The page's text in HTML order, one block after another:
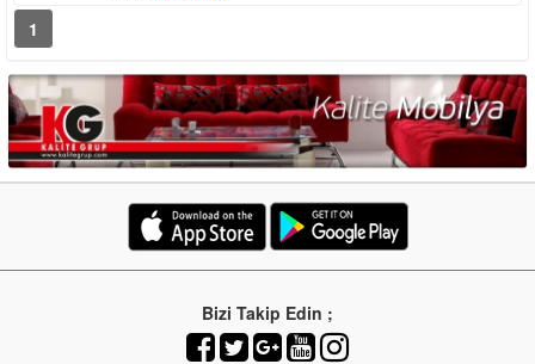
1
Bizi Takip Edin ;